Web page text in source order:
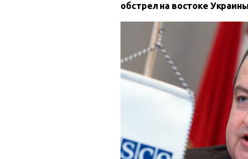
обстрел на востоке